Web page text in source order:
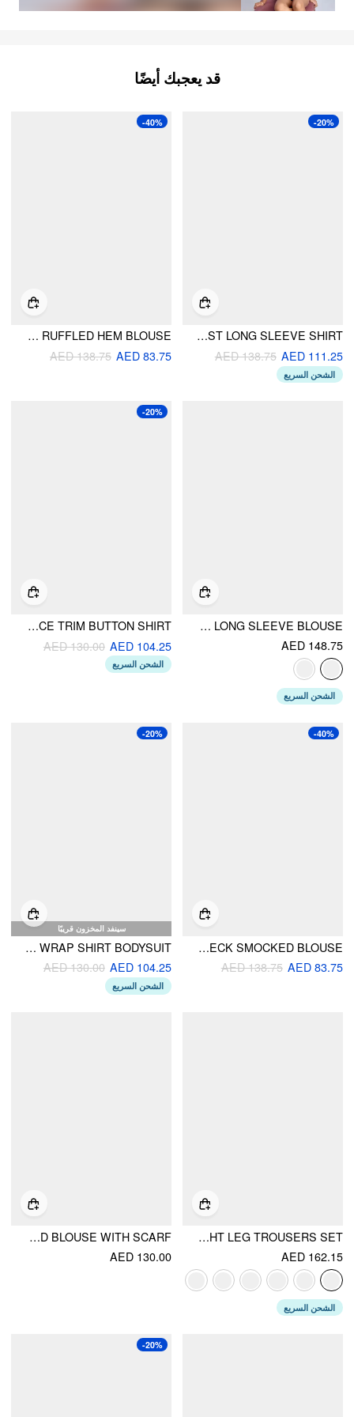
قد يعجبك أيضًا
-20%
COTTON-BLEND COLLAR CINCHED WAIST LONG SLEEVE SHIRT
AED 111.25
AED 138.75
الشحن السريع
-40%
COTTON-BLEND GINGHAM SHIRRED WAIST RUFFLED HEM BLOUSE
AED 83.75
AED 138.75
COTTON-BLEND V-NECK WRAP LONG SLEEVE BLOUSE
AED 148.75
الشحن السريع
-20%
GINGHAM COLLAR LONG SLEEVE LACE TRIM BUTTON SHIRT
AED 104.25
AED 130.00
الشحن السريع
-40%
COTTON-BLEND STRIPED ASYMMETRICAL NECK SMOCKED BLOUSE
AED 83.75
AED 138.75
سينفد المخزون قريبًا
-20%
STRIPED COLLAR LONG SLEEVE WRAP SHIRT BODYSUIT
AED 104.25
AED 130.00
الشحن السريع
STRIPED BOAT NECK SHORT SLEEVE WRAP KNOTTED TOP & MID RISE STRAIGHT LEG TROUSERS SET
AED 162.15
الشحن السريع
COTTON-BLEND STRIPES STAND COLLAR BOWKNOT OVERSIZED BLOUSE WITH SCARF
AED 130.00
-20%